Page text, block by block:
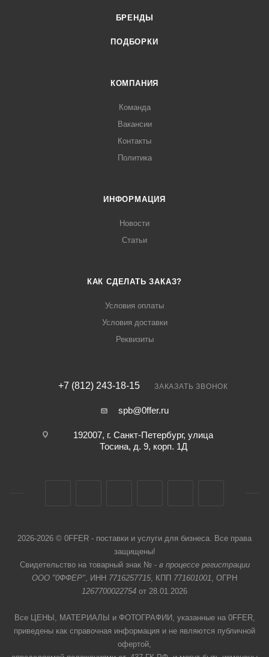
БРЕНДЫ
ПОДБОРКИ
КОМПАНИЯ
Команда
Вакансии
Контакты
Политика
ИНФОРМАЦИЯ
Новости
Статьи
КАК СДЕЛАТЬ ЗАКАЗ?
Условия оплаты
Условия доставки
Реквизиты
+7 (812) 243-18-15 ЗАКАЗАТЬ ЗВОНОК
spb@0ffer.ru
192007, г. Санкт-Петербург, улица
Тосина, д. 9, корп. 1Д
2026-2026 © 0FFER - поставки и услуги для бизнеса. Все права
защищены!
Свидетельство на товарный знак № - в процессе регистрации
ООО "0ФФЕР", ИНН 7716257715, КПП 771601001, ОГРН
1267700022754 от 28.01.2026
Все ЦЕНЫ, МАТЕРИАЛЫ и ФОТОГРАФИИ, указанные на 0FFER,
приведены как справочная информация и не являются публичной
офертой,